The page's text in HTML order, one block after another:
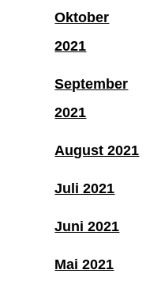
Oktober
2021
September
2021
August 2021
Juli 2021
Juni 2021
Mai 2021